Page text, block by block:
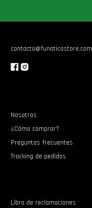
contacto@funaticostore.com
Nosotros
¿Cómo comprar?
Preguntas frecuentes
Tracking de pedidos
Libro de reclamaciones